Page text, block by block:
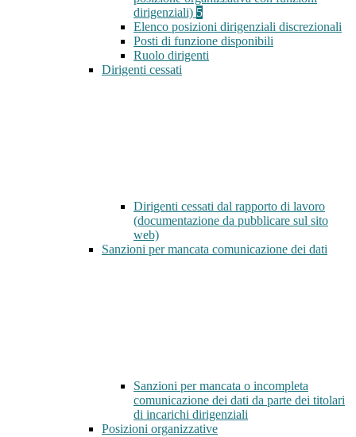
dirigenziali) 5
Elenco posizioni dirigenziali discrezionali
Posti di funzione disponibili
Ruolo dirigenti
Dirigenti cessati
Dirigenti cessati dal rapporto di lavoro
(documentazione da pubblicare sul sito
web)
Sanzioni per mancata comunicazione dei dati
Sanzioni per mancata o incompleta
comunicazione dei dati da parte dei titolari
di incarichi dirigenziali
Posizioni organizzative